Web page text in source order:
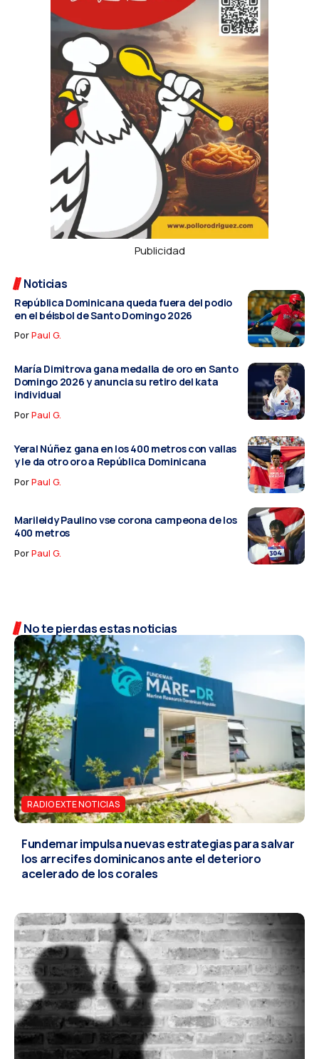
Publicidad
Noticias
República Dominicana queda fuera del podio
en el béisbol de Santo Domingo 2026
PorPaul G.
María Dimitrova gana medalla de oro en Santo
Domingo 2026 y anuncia su retiro del kata
individual
PorPaul G.
Yeral Núñez gana en los 400 metros con vallas
y le da otro oro a República Dominicana
PorPaul G.
Marileidy Paulino vse corona campeona de los
400 metros
PorPaul G.
No te pierdas estas noticias
RADIO EXTE NOTICIAS
Fundemar impulsa nuevas estrategias para salvar
los arrecifes dominicanos ante el deterioro
acelerado de los corales